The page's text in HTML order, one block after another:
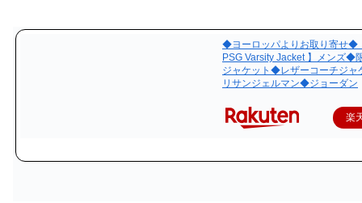
◆ヨーロッパよりお取り寄せ◆
PSG Varsity Jacket 】メンズ◆
ジャケット◆レザーコーチジ
リサンジェルマン◆ジョーダン
楽